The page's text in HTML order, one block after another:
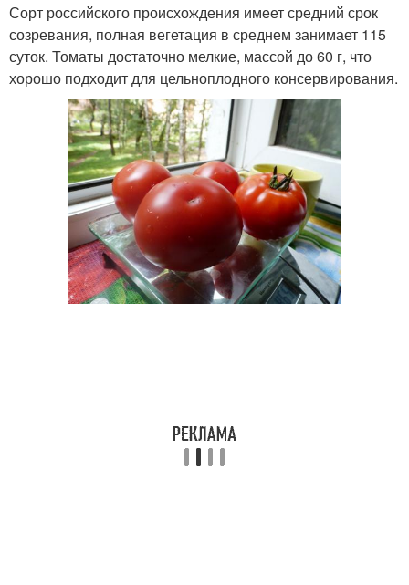
Сорт российского происхождения имеет средний срок
созревания, полная вегетация в среднем занимает 115
суток. Томаты достаточно мелкие, массой до 60 г, что
хорошо подходит для цельноплодного консервирования.